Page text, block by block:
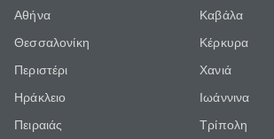
Αθήνα
Θεσσαλονίκη
Περιστέρι
Ηράκλειο
Πειραιάς
Καβάλα
Κέρκυρα
Χανιά
Ιωάννινα
Τρίπολη